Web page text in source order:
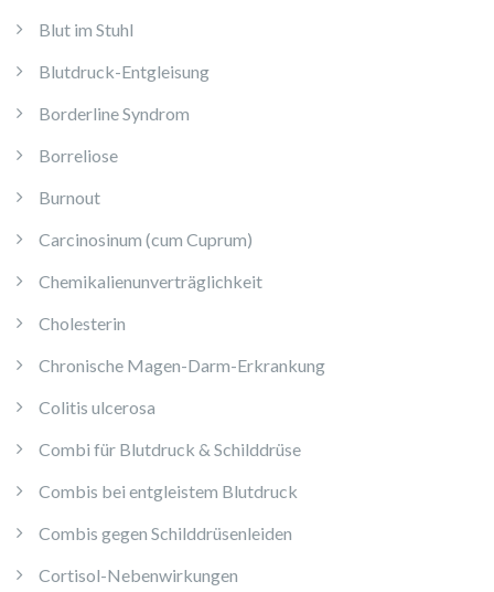
Blut im Stuhl
Blutdruck-Entgleisung
Borderline Syndrom
Borreliose
Burnout
Carcinosinum (cum Cuprum)
Chemikalienunverträglichkeit
Cholesterin
Chronische Magen-Darm-Erkrankung
Colitis ulcerosa
Combi für Blutdruck & Schilddrüse
Combis bei entgleistem Blutdruck
Combis gegen Schilddrüsenleiden
Cortisol-Nebenwirkungen